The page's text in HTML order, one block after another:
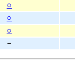
○
○
○
－